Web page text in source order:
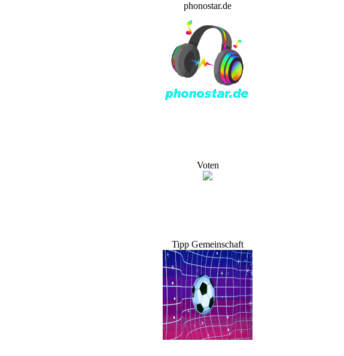
phonostar.de
Voten
Tipp Gemeinschaft